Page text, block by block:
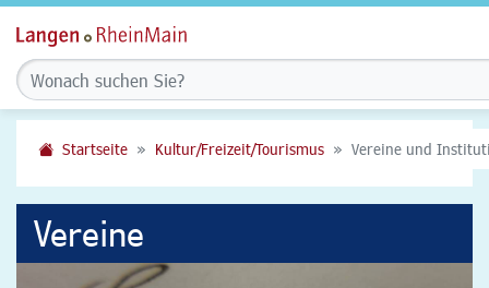
Startseite Kultur/Freizeit/Tourismus Vereine und
Vereine